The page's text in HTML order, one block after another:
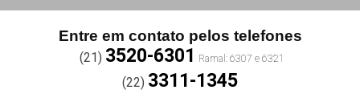
Entre em contato pelos telefones
(21) 3520-6301
(22) 3311-1345